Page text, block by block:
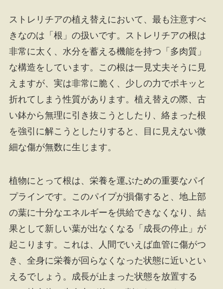
ストレリチアの植え替えにおいて、最も注意すべ
きなのは「根」の扱いです。ストレリチアの根は
非常に太く、水分を蓄える機能を持つ「多肉質」
な構造をしています。この根は一見丈夫そうに見
えますが、実は非常に脆く、少しの力でポキッと
折れてしまう性質があります。植え替えの際、古
い鉢から無理に引き抜こうとしたり、絡まった根
を強引に解こうとしたりすると、目に見えない微
細な傷が無数に生じます。
植物にとって根は、栄養を運ぶための重要なパイ
プラインです。このパイプが損傷すると、地上部
の葉に十分なエネルギーを供給できなくなり、結
果として新しい葉が出なくなる「成長の停止」が
起こります。これは、人間でいえば血管に傷がつ
き、全身に栄養が回らなくなった状態に近いとい
えるでしょう。成長が止まった状態を放置する